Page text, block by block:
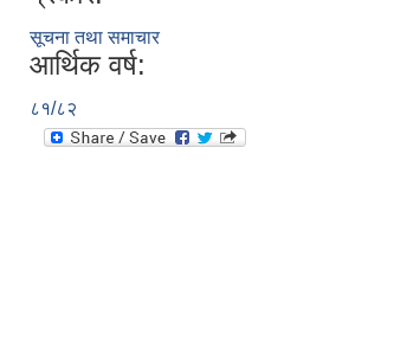
सूचना तथा समाचार
आर्थिक वर्ष:
८१/८२